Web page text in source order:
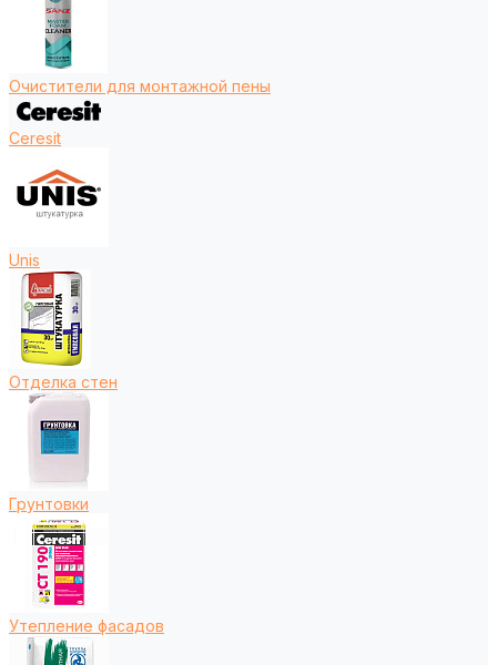
Очистители для монтажной пены
Ceresit
Unis
Отделка стен
Грунтовки
Утепление фасадов